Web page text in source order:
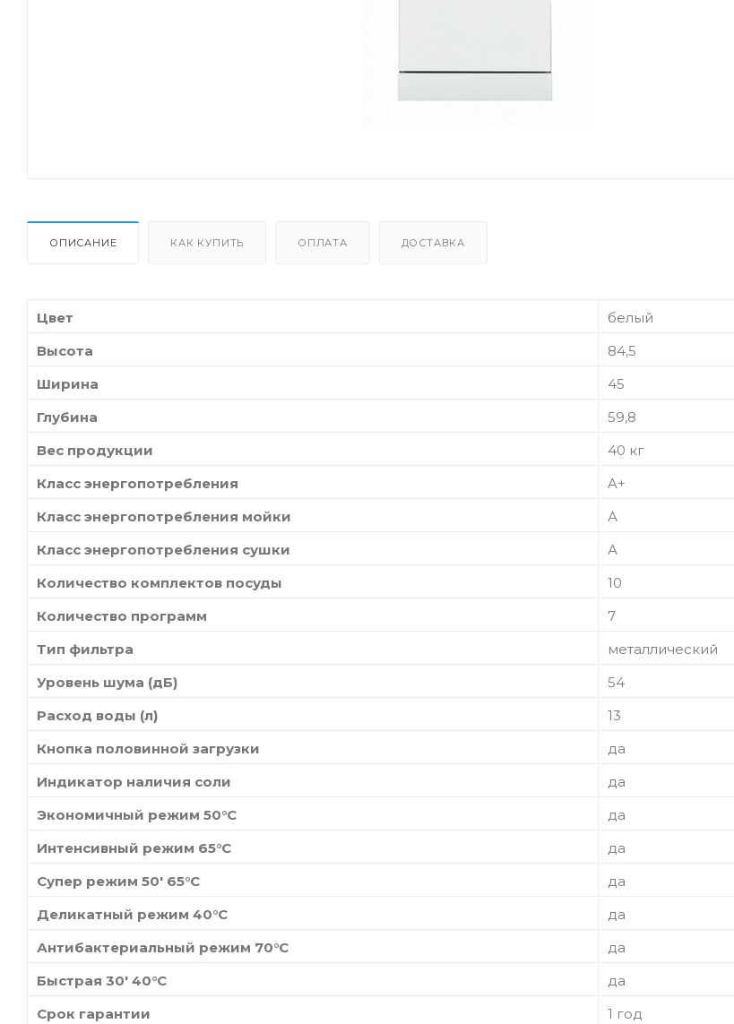
ОПИСАНИЕ КАК КУПИТЬ ОПЛАТА ДОСТАВКА
Цвет
белый
Высота
84,5
Ширина
45
Глубина
59,8
Вес продукции
40 кг
Класс энергопотребления
A+
Класс энергопотребления мойки
А
Класс энергопотребления сушки
А
Количество комплектов посуды
10
Количество программ
7
Тип фильтра
металлический
Уровень шума (дБ)
54
Расход воды (л)
13
Кнопка половинной загрузки
да
Индикатор наличия соли
да
Экономичный режим 50°С
да
Интенсивный режим 65°С
да
Супер режим 50' 65°С
да
Деликатный режим 40°С
да
Антибактериальный режим 70°С
да
Быстрая 30' 40°C
да
Срок гарантии
1 год